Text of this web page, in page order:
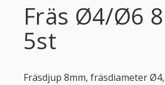
Fräs Ø4/Ø6
5st
Fräsdjup 8mm, fräsdiameter